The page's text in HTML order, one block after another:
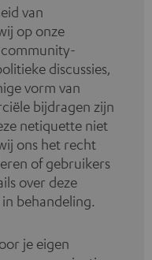
van
op onze
community-
discussies,
vorm van
bijdragen zijn
netiquette niet
ons het recht
of gebruikers
over deze
behandeling.
je eigen